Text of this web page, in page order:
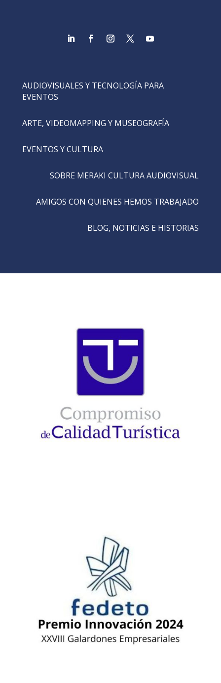
AUDIOVISUALES Y TECNOLOGÍA PARA
EVENTOS
ARTE, VIDEOMAPPING Y MUSEOGRAFÍA
EVENTOS Y CULTURA
SOBRE MERAKI CULTURA AUDIOVISUAL
AMIGOS CON QUIENES HEMOS TRABAJADO
BLOG, NOTICIAS E HISTORIAS